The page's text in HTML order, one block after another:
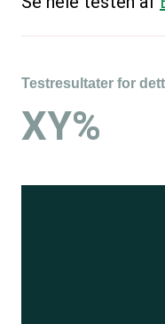
Testresultater for
XY%